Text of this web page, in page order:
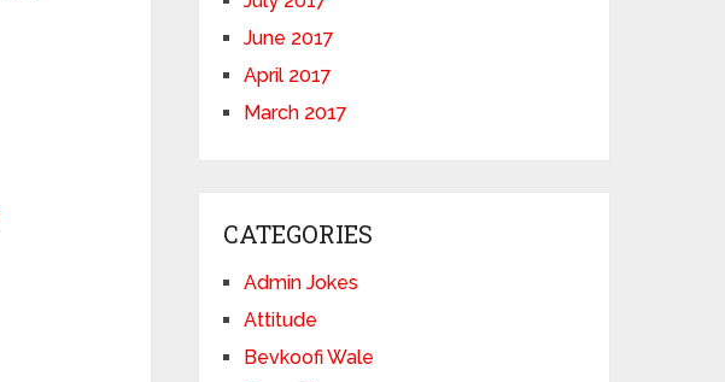
June 2017
April 2017
March 2017
CATEGORIES
Admin Jokes
Attitude
Bevkoofi Wale